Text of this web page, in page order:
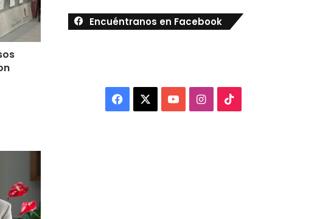
Encuéntranos en Facebook
Facebook YouTubeInstagram
TikTok